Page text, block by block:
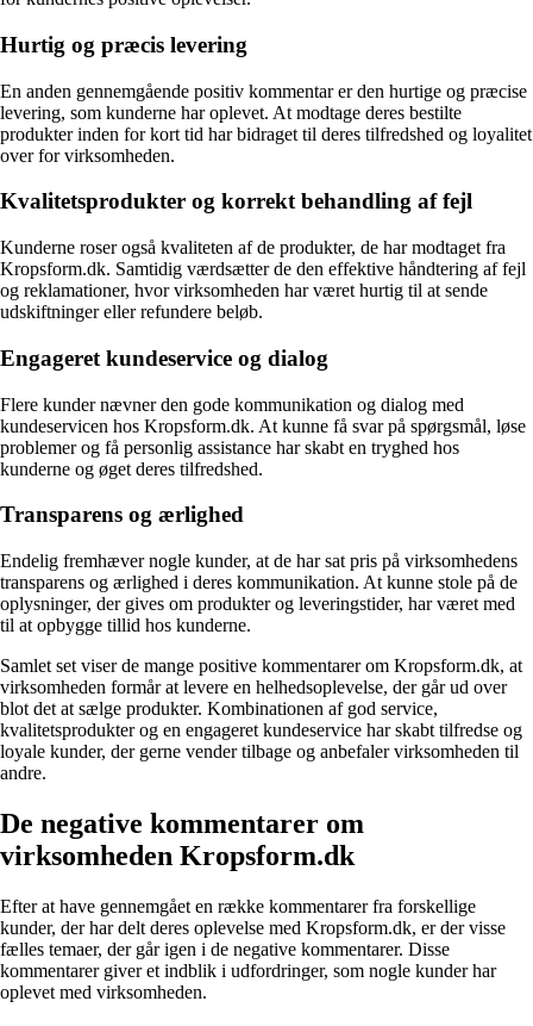
Hurtig og præcis levering
En anden gennemgående positiv kommentar er den hurtige og præcise
levering, som kunderne har oplevet. At modtage deres bestilte
produkter inden for kort tid har bidraget til deres tilfredshed og loyalitet
over for virksomheden.
Kvalitetsprodukter og korrekt behandling af fejl
Kunderne roser også kvaliteten af de produkter, de har modtaget fra
Kropsform.dk. Samtidig værdsætter de den effektive håndtering af fejl
og reklamationer, hvor virksomheden har været hurtig til at sende
udskiftninger eller refundere beløb.
Engageret kundeservice og dialog
Flere kunder nævner den gode kommunikation og dialog med
kundeservicen hos Kropsform.dk. At kunne få svar på spørgsmål, løse
problemer og få personlig assistance har skabt en tryghed hos
kunderne og øget deres tilfredshed.
Transparens og ærlighed
Endelig fremhæver nogle kunder, at de har sat pris på virksomhedens
transparens og ærlighed i deres kommunikation. At kunne stole på de
oplysninger, der gives om produkter og leveringstider, har været med
til at opbygge tillid hos kunderne.
Samlet set viser de mange positive kommentarer om Kropsform.dk, at
virksomheden formår at levere en helhedsoplevelse, der går ud over
blot det at sælge produkter. Kombinationen af god service,
kvalitetsprodukter og en engageret kundeservice har skabt tilfredse og
loyale kunder, der gerne vender tilbage og anbefaler virksomheden til
andre.
De negative kommentarer om
virksomheden Kropsform.dk
Efter at have gennemgået en række kommentarer fra forskellige
kunder, der har delt deres oplevelse med Kropsform.dk, er der visse
fælles temaer, der går igen i de negative kommentarer. Disse
kommentarer giver et indblik i udfordringer, som nogle kunder har
oplevet med virksomheden.